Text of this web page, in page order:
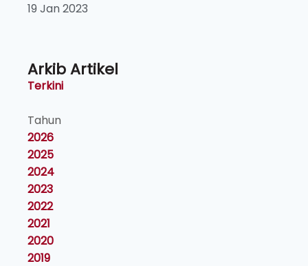
19 Jan 2023
Arkib Artikel
Terkini
Tahun
2026
2025
2024
2023
2022
2021
2020
2019